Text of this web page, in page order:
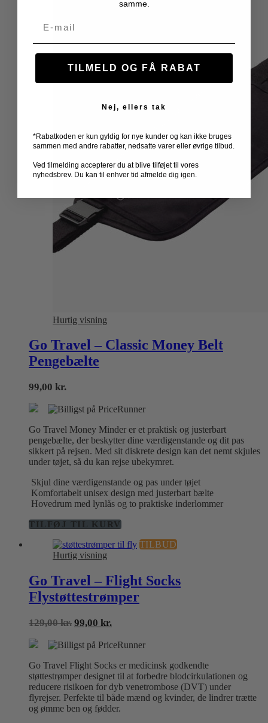
Hurtig visning
Go Travel – Classic Money Belt
Pengebælte
99,00 kr.
Go Travel Money Minder er et praktisk og justerbart
pengebælte, der beskytter dine værdigenstande og dit pas
sikkert på rejsen. Med sit diskrete design kan det nemt skjules
under tøjet, så du kan rejse ubekymret.
Skjul dine værdigenstande og pas under tøjet
Komfortabelt unisex design med justerbart bælte
Hovedrum med lynlås og to praktiske inderlommer
TILFØJ TIL KURV
TILBUD
Hurtig visning
Go Travel – Flight Socks
Flystøttestrømper
129,00kr. Den
pris
129,00 kr..
99,00 kr.Den
pris
99,00 kr..
Go Travel Flight Socks er medicinsk godkendte
støttestrømper designet til at forbedre blodcirkulationen og
reducere risikoen for dyb venetrombose (DVT) under
flyrejser. Perfekte til både mænd og kvinder, de lindrer trætte
og ømme ben og fødder.
samme.
Email
TILMELD OG FÅ RABAT
Nej, ellers tak
*Rabatkoden er kun gyldig for nye kunder og kan ikke bruges
sammen med andre rabatter, nedsatte varer eller øvrige tilbud.
Ved tilmelding accepterer du at blive tilføjet til vores
nyhedsbrev. Du kan til enhver tid afmelde dig igen.